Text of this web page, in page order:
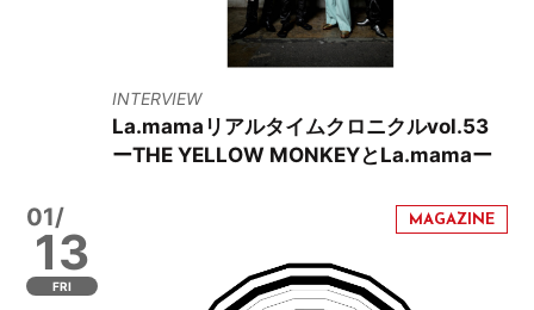
INTERVIEW
La.mamaリアルタイムクロニクルvol.53
ーTHE YELLOW MONKEYとLa.mamaー
01/
13
FRI